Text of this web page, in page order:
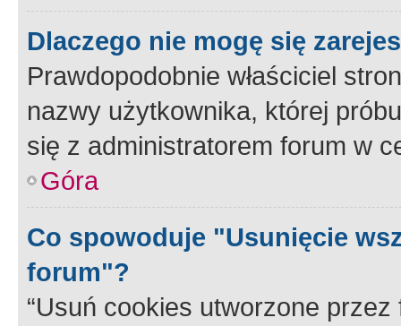
Dlaczego nie mogę się
Prawdopodobnie właściciel
nazwy użytkownika, której
się z administratorem forum w
Góra
Co spowoduje "Usunięcie
forum"?
“Usuń cookies utworzone